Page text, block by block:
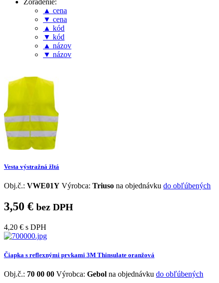
Zoradenie:
▲ cena
▼ cena
▲ kód
▼ kód
▲ názov
▼ názov
Vesta výstražná žltá
Obj.č.: VWE01Y Výrobca: Triuso na objednávku do obľúbených
3,50 € bez DPH
4,20 € s DPH
Čiapka s reflexnými prvkami 3M Thinsulate oranžová
Obj.č.: 70 00 00 Výrobca: Gebol na objednávku do obľúbených